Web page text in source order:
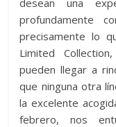
desean una
profundamente
precisamente lo
Limited
pueden llegar a
que ninguna otra
la excelente
febrero, nos